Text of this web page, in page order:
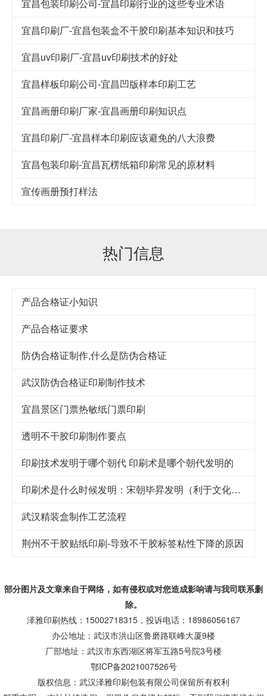
宜昌包装印刷公司-宜昌印刷行业的这些专业术语
宜昌印刷厂-宜昌包装盒不干胶印刷基本知识和技巧
宜昌uv印刷厂-宜昌uv印刷技术的好处
宜昌样板印刷公司-宜昌凹版样本印刷工艺
宜昌画册印刷厂家-宜昌画册印刷知识点
宜昌印刷厂-宜昌样本印刷应该避免的八大浪费
宜昌包装印刷-宜昌瓦楞纸箱印刷常见的原材料
宣传画册预打样法
热门信息
产品合格证小知识
产品合格证要求
防伪合格证制作,什么是防伪合格证
武汉防伪合格证印刷制作技术
宜昌景区门票热敏纸门票印刷
透明不干胶印刷制作要点
印刷技术发明于哪个朝代 印刷术是哪个朝代发明的
印刷术是什么时候发明：宋朝毕昇发明（利于文化传承）
武汉精装盒制作工艺流程
荆州不干胶贴纸印刷-导致不干胶标签粘性下降的原因
部分图片及文章来自于网络，如有侵权或对您造成影响请与我司联系删
除。
泽雅印刷热线：15002718315，投诉电话：18986056167
办公地址：武汉市洪山区鲁磨路联峰大厦9楼
厂部地址：武汉市东西湖区将军五路5号院3号楼
鄂ICP备2021007526号
版权信息：武汉泽雅印刷包装有限公司保留所有权利